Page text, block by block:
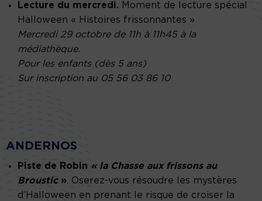
Lecture du mercredi. Moment de lecture spécial
Halloween « Histoires frissonnantes »
Mercredi 29 octobre de 11h à 11h45 à la
médiathèque.
Pour les enfants (dès 5 ans)
Sur inscription au 05 56 03 86 10
ANDERNOS
Piste de Robin « la Chasse aux frissons au
Broustic ». Oserez-vous résoudre les mystères
d’Halloween en prenant le risque de croiser la